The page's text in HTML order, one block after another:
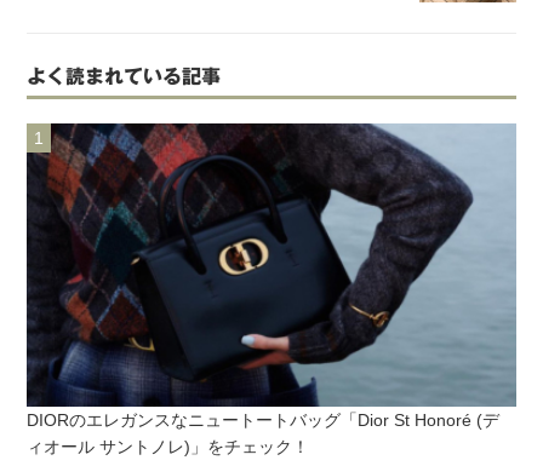
よく読まれている記事
DIORのエレガンスなニュートートバッグ「Dior St Honoré (デ
ィオール サントノレ)」をチェック！